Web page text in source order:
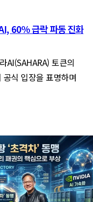
60% 급락 파동 진화
AI(SAHARA) 토큰의
식 입장을 표명하며